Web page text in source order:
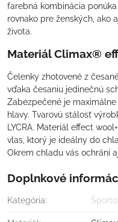
farebná kombinácia
rovnako pre ženských, ako
života.
Materiál Climax®
Čelenky zhotovené z
vďaka česaniu jedinečnú
Zabezpečené je
hlavy. Tvarovú stálosť
LYCRA. Materiál effect
vlas, ktorý je ideálny do
Okrem chladu vás ochráni
Doplnkové
Kategória: